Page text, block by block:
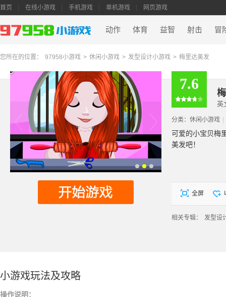
首页 在线小游戏 手机游戏 单机游戏 网页游戏
动作 体育 益智 射击 冒
您所在的位置： 97958小游戏 > 休闲小游戏 > 发型设计小游戏 > 梅里达美发
7.6
英
分类： 休闲小游戏
可爱的小宝贝梅
美发吧！
全屏
相关专辑： 发型设
小游戏玩法及攻略
操作说明：